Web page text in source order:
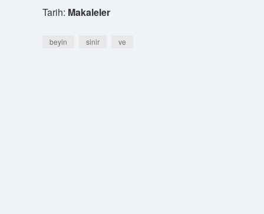
Tarih: Makaleler
beyin sinir ve